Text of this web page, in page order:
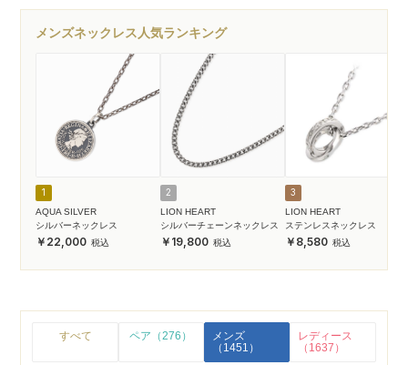
メンズネックレス人気ランキング
1
AQUA SILVER
シルバーネックレス
22,000
2
LION HEART
シルバーチェーンネックレス
19,800
3
LION HEART
ステンレスネックレス
8,580
すべて ペア（276）
メンズ
（1451）
レディース
（1637）